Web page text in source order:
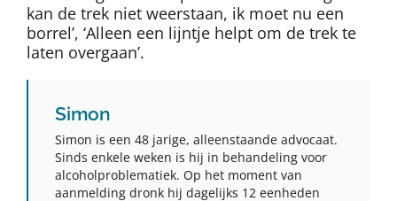
kan de trek niet weerstaan, ik moet nu een
borrel’, ‘Alleen een lijntje helpt om de trek te
laten overgaan’.
Simon
Simon is een 48 jarige, alleenstaande advocaat.
Sinds enkele weken is hij in behandeling voor
alcoholproblematiek. Op het moment van
aanmelding dronk hij dagelijks 12 eenheden